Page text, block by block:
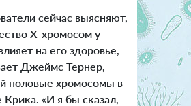
сейчас выясняют,
Х-хромосом у
на его здоровье,
Джеймс Тернер,
половые хромосомы в
Крика. «И я бы сказал,